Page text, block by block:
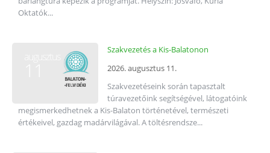
Oktatók...
Szakvezetés a Kis-Balatonon
2026. augusztus 11.
Szakvezetéseink során tapasztalt
túravezetőink segítségével, látogatóink
megismerkedhetnek a Kis-Balaton történetével, természeti
értékeivel, gazdag madárvilágával. A töltésrendsze...